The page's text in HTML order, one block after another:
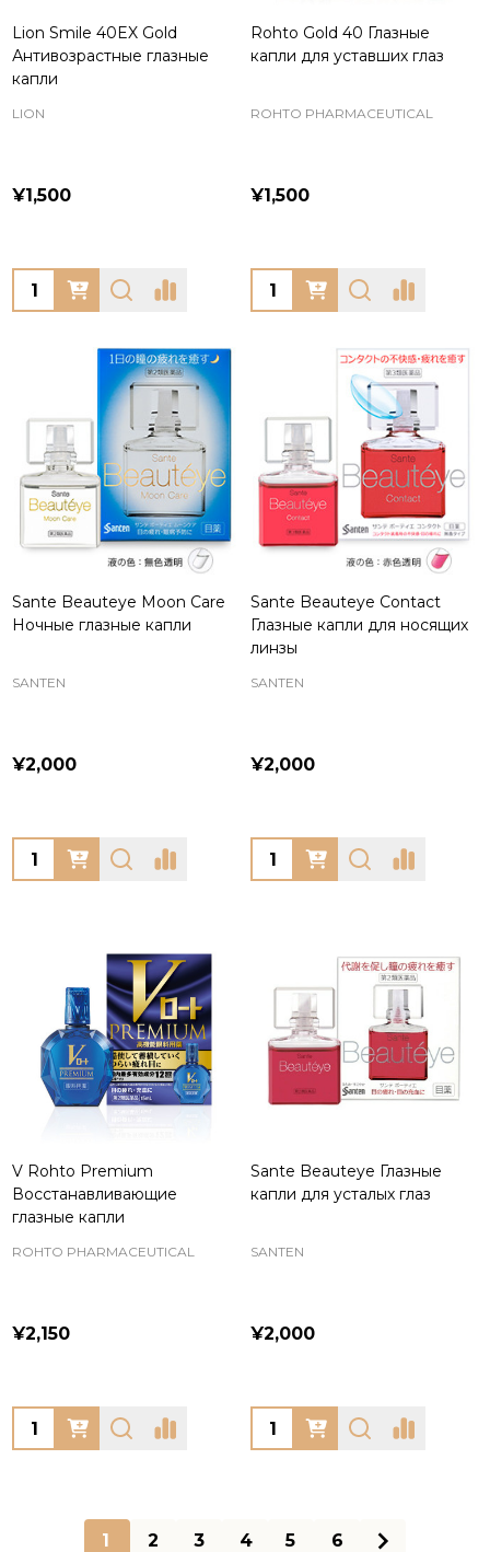
Lion Smile 40EX Gold
Антивозрастные глазные
капли
LION
¥1,500
Quantity:
Rohto Gold 40 Глазные
капли для уставших глаз
ROHTO PHARMACEUTICAL
¥1,500
Quantity:
Sante Beauteye Moon Care
Ночные глазные капли
SANTEN
¥2,000
Quantity:
Sante Beauteye Contact
Глазные капли для носящих
линзы
SANTEN
¥2,000
Quantity:
V Rohto Premium
Восстанавливающие
глазные капли
ROHTO PHARMACEUTICAL
¥2,150
Quantity:
Sante Beauteye Глазные
капли для усталых глаз
SANTEN
¥2,000
Quantity:
1 2 3 4 5 6